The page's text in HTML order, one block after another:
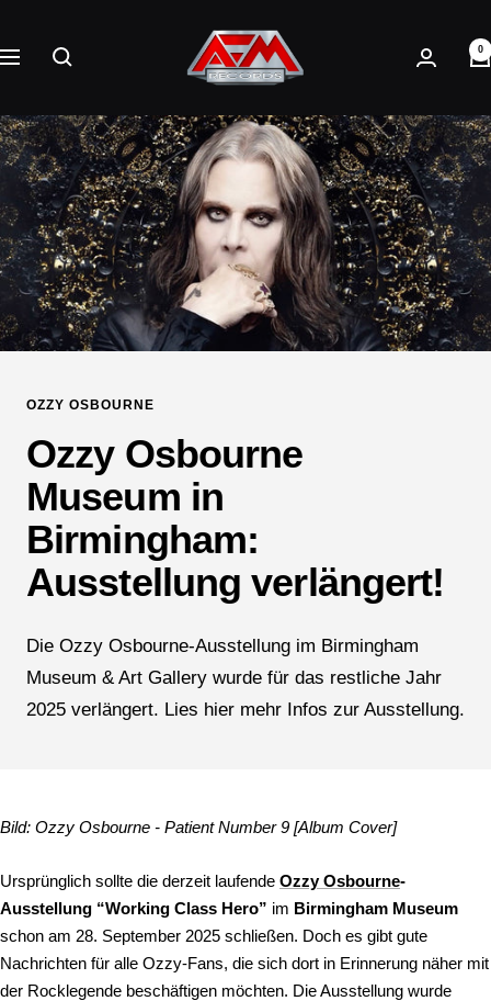
Inhalt
Navigation
AFM
Records
0
OZZY OSBOURNE
Ozzy Osbourne
Museum in
Birmingham:
Ausstellung verlängert!
Die Ozzy Osbourne-Ausstellung im Birmingham
Museum & Art Gallery wurde für das restliche Jahr
2025 verlängert. Lies hier mehr Infos zur Ausstellung.
Bild: Ozzy Osbourne - Patient Number 9 [Album Cover]
Ursprünglich sollte die derzeit laufende Ozzy Osbourne-
Ausstellung “Working Class Hero” im Birmingham Museum
schon am 28. September 2025 schließen. Doch es gibt gute
Nachrichten für alle Ozzy-Fans, die sich dort in Erinnerung näher mit
der Rocklegende beschäftigen möchten. Die Ausstellung wurde